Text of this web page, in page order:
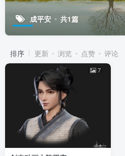
成平安 共1篇
排序 更新 浏览 点赞 评论
7